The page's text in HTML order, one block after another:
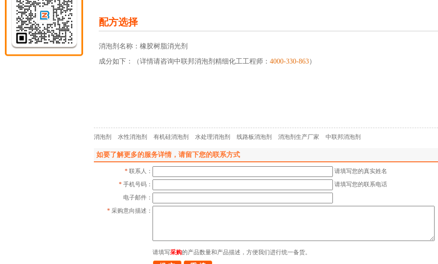
配方选择
消泡剂名称： 橡胶树脂消光剂
成分如下：（详情请咨询中联邦消泡剂精细化工工程师： 4000-330-863）
消泡剂 水性消泡剂 有机硅消泡剂 水处理消泡剂 线路板消泡剂 消泡剂生产厂家 中联邦消泡剂
如要了解更多的服务详情，请留下您的联系方式
* 联系人：
请填写您的真实姓名
* 手机号码：
请填写您的联系电话
电子邮件：
* 采购意向描述：
请填写采购的产品数量和产品描述，方便我们进行统一备货。